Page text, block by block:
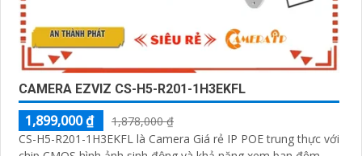
CAMERA EZVIZ CS-H5-R201-1H3EKFL
1,899,000 ₫
1,878,000 ₫
CS-H5-R201-1H3EKFL là Camera Giá rẻ IP POE trung thực với